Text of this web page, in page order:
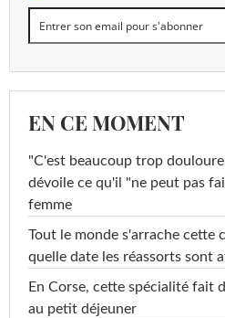
EN CE MOMENT
"C'est beaucoup trop
dévoile ce qu'il "ne peut pas
femme
Tout le monde s'arrache cette
quelle date les réassorts sont
En Corse, cette spécialité fait
au petit déjeuner